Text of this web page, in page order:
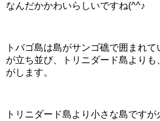
なんだかかわいらしいですね(^^♪
トバゴ島は島がサンゴ礁で囲まれ
が立ち並び、トリニダード島よりも
がします。
トリニダード島より小さな島です